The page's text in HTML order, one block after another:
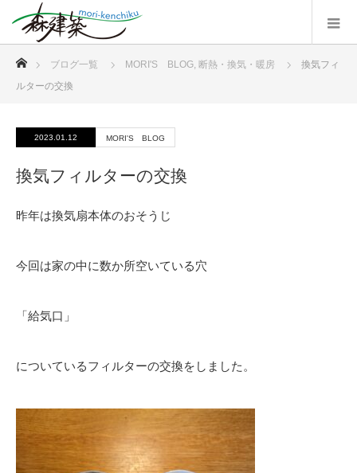
ブログ一覧 MORI'S BLOG, 断熱・換気・暖房
換気フィ
ルターの交換
2023.01.12 MORI'S BLOG
換気フィルターの交換
昨年は換気扇本体のおそうじ
今回は家の中に数か所空いている穴
「給気口」
についているフィルターの交換をしました。